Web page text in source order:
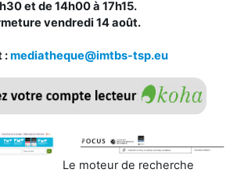
et de 14h00 à 17h15.
vendredi 14 août.
:mediatheque@imtbs-tsp.eu
Le moteur de recherche